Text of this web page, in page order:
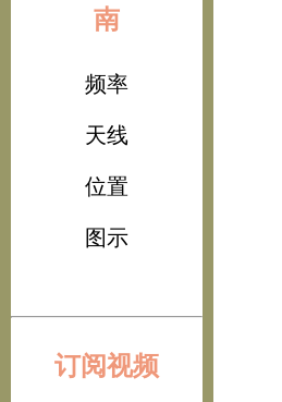
南
频率
天线
位置
图示
订阅视频